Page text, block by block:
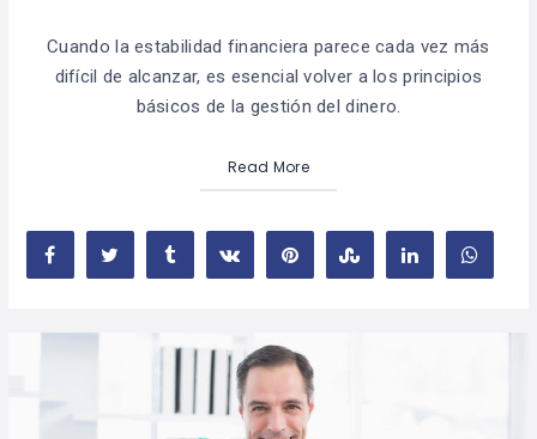
Cuando la estabilidad financiera parece cada vez más
difícil de alcanzar, es esencial volver a los principios
básicos de la gestión del dinero.
Read More